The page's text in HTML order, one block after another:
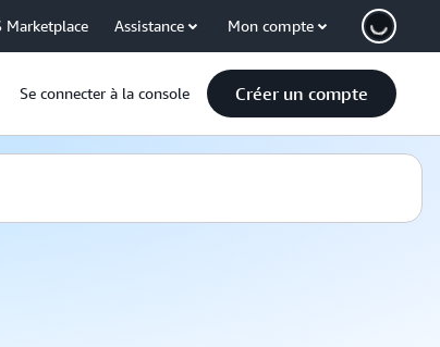
Marketplace Assistance Mon compte
Se connecter à la console Créer un compte